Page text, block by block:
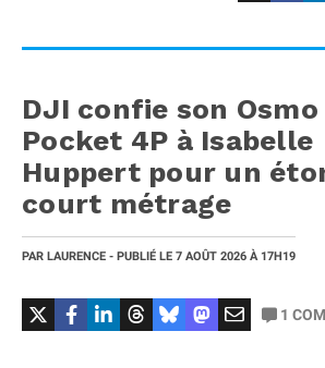
DJI confie son Osmo
Pocket 4P à Isabelle
Huppert pour un
court métrage
PAR LAURENCE - PUBLIÉ LE 7 AOÛT 2026 À 17H19
1